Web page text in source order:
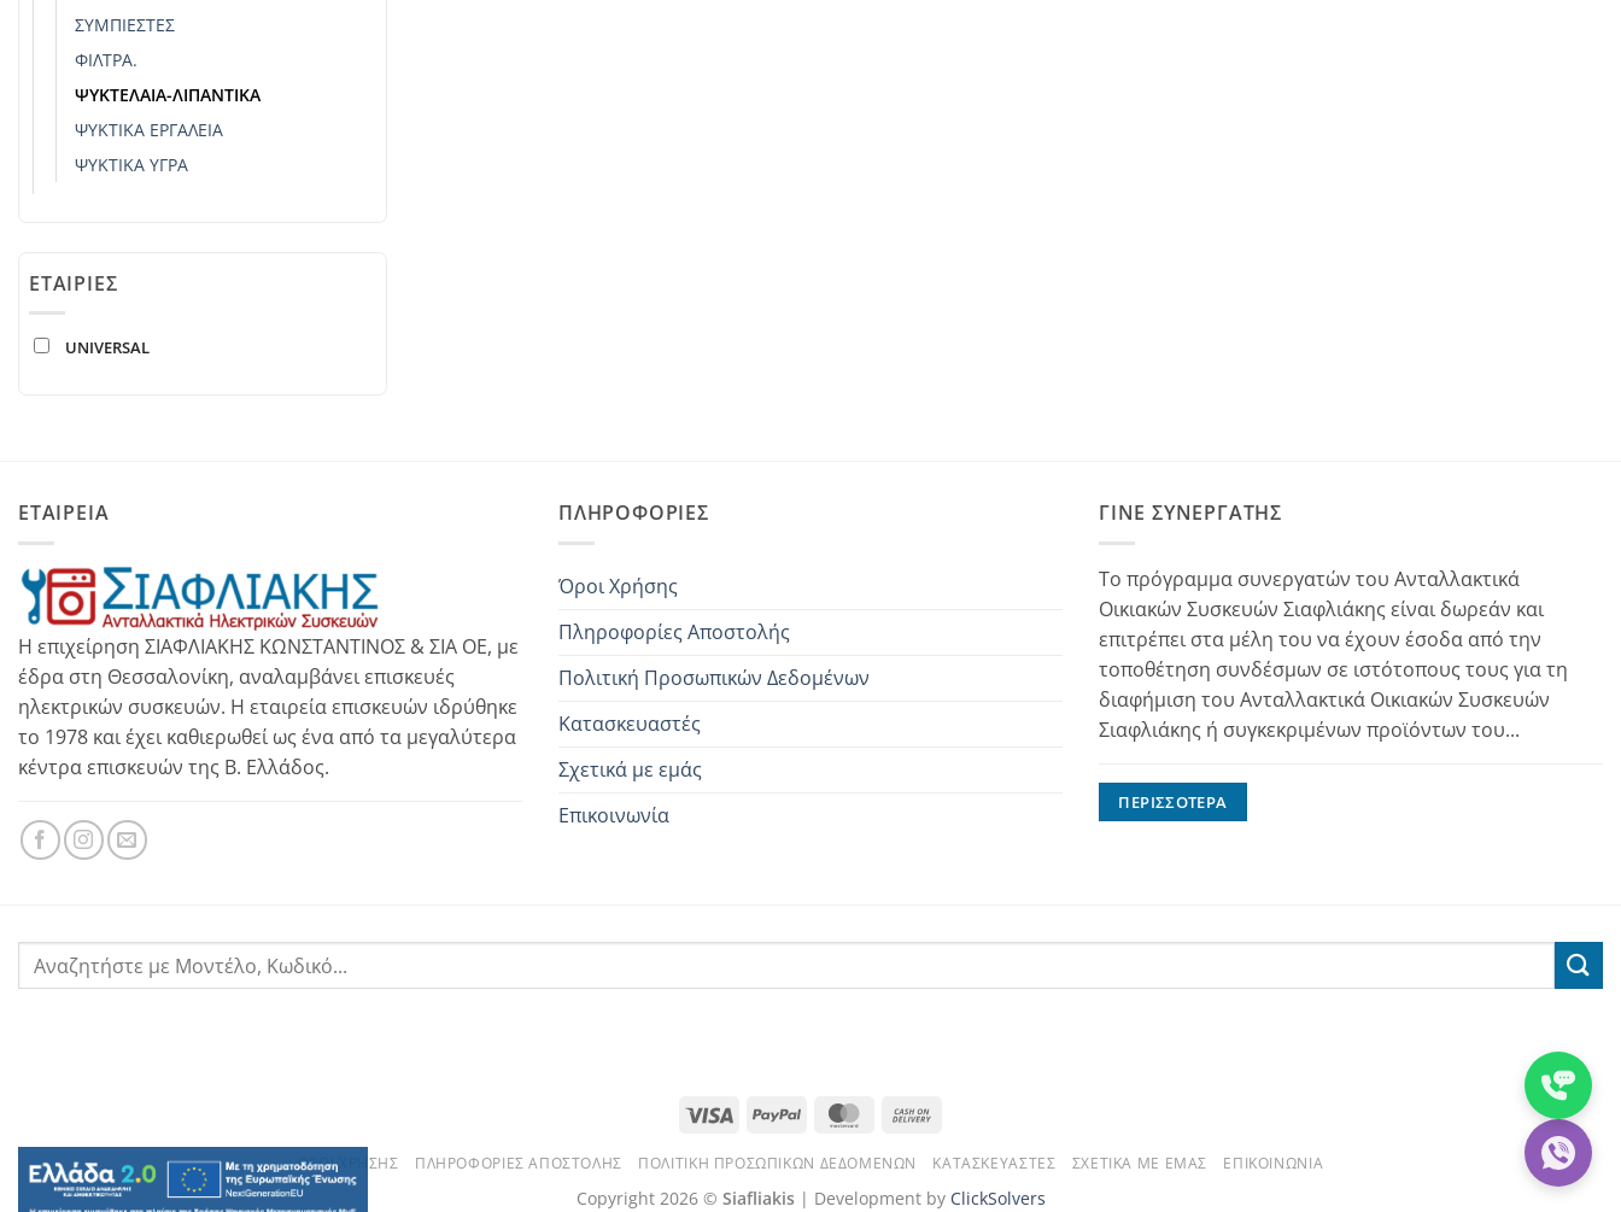
ΣΥΜΠΙΕΣΤΈΣ
ΦΊΛΤΡΑ.
ΨΥΚΤΕΛΑΙΑ-ΛΙΠΑΝΤΙΚΑ
ΨΥΚΤΙΚΑ ΕΡΓΑΛΕΙΑ
ΨΥΚΤΙΚΆ ΥΓΡΆ
ΕΤΑΙΡΊΕΣ
UNIVERSAL
ΕΤΑΙΡΕΙΑ
Η επιχείρηση ΣΙΑΦΛΙΑΚΗΣ ΚΩΝΣΤΑΝΤΙΝΟΣ & ΣΙΑ ΟΕ, με
έδρα στη Θεσσαλονίκη, αναλαμβάνει επισκευές
ηλεκτρικών συσκευών. Η εταιρεία επισκευών ιδρύθηκε
το 1978 και έχει καθιερωθεί ως ένα από τα μεγαλύτερα
κέντρα επισκευών της Β. Ελλάδος.
ΠΛΗΡΟΦΟΡΊΕΣ
Όροι Χρήσης
Πληροφορίες Αποστολής
Πολιτική Προσωπικών Δεδομένων
Κατασκευαστές
Σχετικά με εμάς
Επικοινωνία
ΓΊΝΕ ΣΥΝΕΡΓΆΤΗΣ
Το πρόγραμμα συνεργατών του Ανταλλακτικά
Οικιακών Συσκευών Σιαφλιάκης είναι δωρεάν και
επιτρέπει στα μέλη του να έχουν έσοδα από την
τοποθέτηση συνδέσμων σε ιστότοπους τους για τη
διαφήμιση του Ανταλλακτικά Οικιακών Συσκευών
Σιαφλιάκης ή συγκεκριμένων προϊόντων του...
ΠΕΡΙΣΣΌΤΕΡΑ
Visa PayPal MasterCard
Delivery
ΌΡΟΙ ΧΡΉΣΗΣ ΠΛΗΡΟΦΟΡΊΕΣ ΑΠΟΣΤΟΛΉΣ ΠΟΛΙΤΙΚΉ ΠΡΟΣΩΠΙΚΏΝ ΔΕΔΟΜΈΝΩΝ ΚΑΤΑΣΚΕΥΑΣΤΈΣ ΣΧΕΤΙΚΆ ΜΕ ΕΜΆΣ ΕΠΙΚΟΙΝΩΝΊΑ
Copyright 2026 © Siafliakis| Development by ClickSolvers